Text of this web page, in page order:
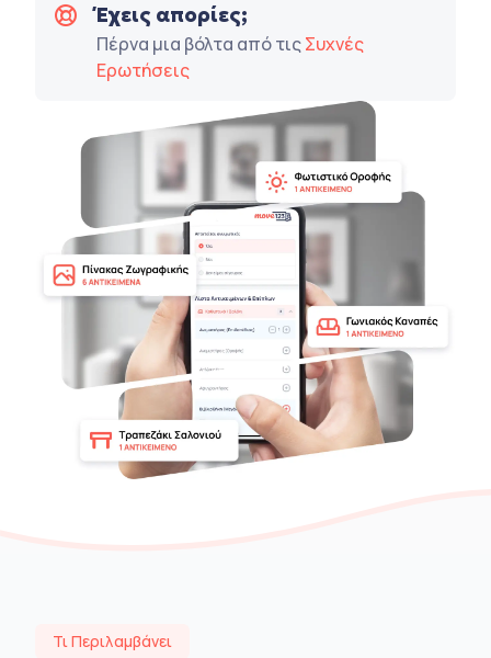
Έχεις απορίες;
Πέρνα μια βόλτα από τιςΣυχνές
Ερωτήσεις
Τι Περιλαμβάνει